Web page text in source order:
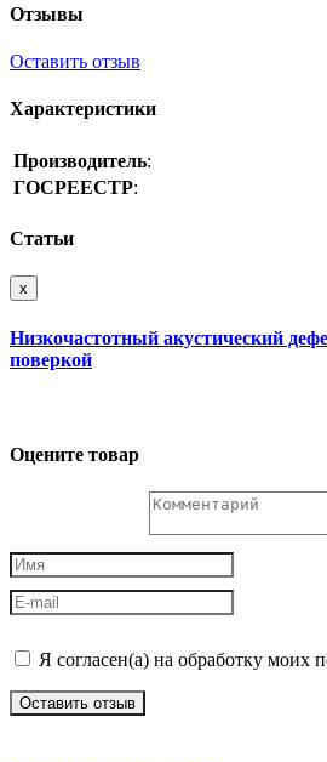
Отзывы
Оставить отзыв
Характеристики
Производитель:
ГОСРЕЕСТР:
Статьи
x
Низкочастотный акустический
поверкой
Оцените товар
Я согласен(а) на обработку моих
Оставить отзыв